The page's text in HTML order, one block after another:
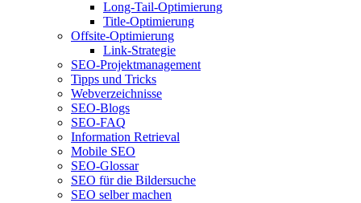
Long-Tail-Optimierung
Title-Optimierung
Offsite-Optimierung
Link-Strategie
SEO-Projektmanagement
Tipps und Tricks
Webverzeichnisse
SEO-Blogs
SEO-FAQ
Information Retrieval
Mobile SEO
SEO-Glossar
SEO für die Bildersuche
SEO selber machen